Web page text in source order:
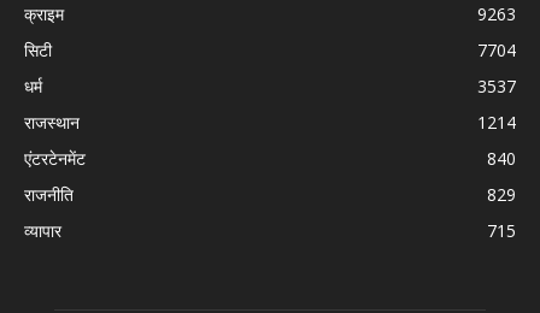
क्राइम
9263
सिटी
7704
धर्म
3537
राजस्थान
1214
एंटरटेनमेंट
840
राजनीति
829
व्यापार
715